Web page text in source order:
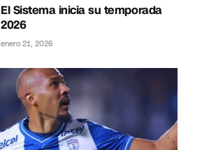
El Sistema inicia su temporada
2026
enero 21, 2026